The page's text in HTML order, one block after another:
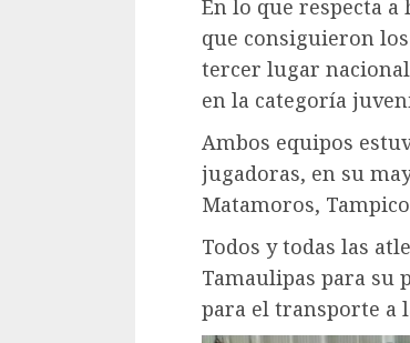
En lo que respecta
que consiguieron
tercer lugar
en la categoría
Ambos equipos
jugadoras, en su
Matamoros,
Todos y todas las
Tamaulipas para su
para el transporte a